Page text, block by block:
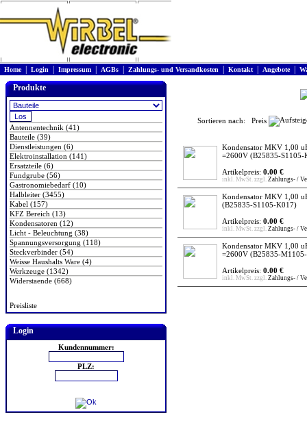
Home| Login Impressum AGBs Zahlungs- und Versandkosten Kontakt| Angebote|
Produkte
Antennentechnik (41)
Bauteile (39)
Dienstleistungen (6)
Elektroinstallation (141)
Ersatzteile (6)
Fundgrube (56)
Gastronomiebedarf (10)
Halbleiter (3455)
Kabel (157)
KFZ Bereich (13)
Kondensatoren (12)
Licht - Beleuchtung (38)
Spannungsversorgung (118)
Steckverbinder (54)
Weisse Haushalts Ware (4)
Werkzeuge (1342)
Widerstaende (668)
Preisliste
Login
Kundennummer:
PLZ:
Sortieren nach: Preis
Kondensator MKV 1,00
=2600V (B25835-S1105-
Artikelpreis: 0.00 €
inkl. MwSt. zzgl. Zahlungs- /
Kondensator MKV 1,00
(B25835-S1105-K017)
Artikelpreis: 0.00 €
inkl. MwSt. zzgl. Zahlungs- /
Kondensator MKV 1,00
=2600V (B25835-
Artikelpreis: 0.00 €
inkl. MwSt. zzgl. Zahlungs- /